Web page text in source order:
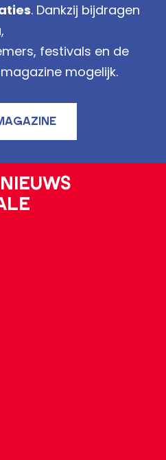
. Dankzij bijdragen
festivals en de
mogelijk.